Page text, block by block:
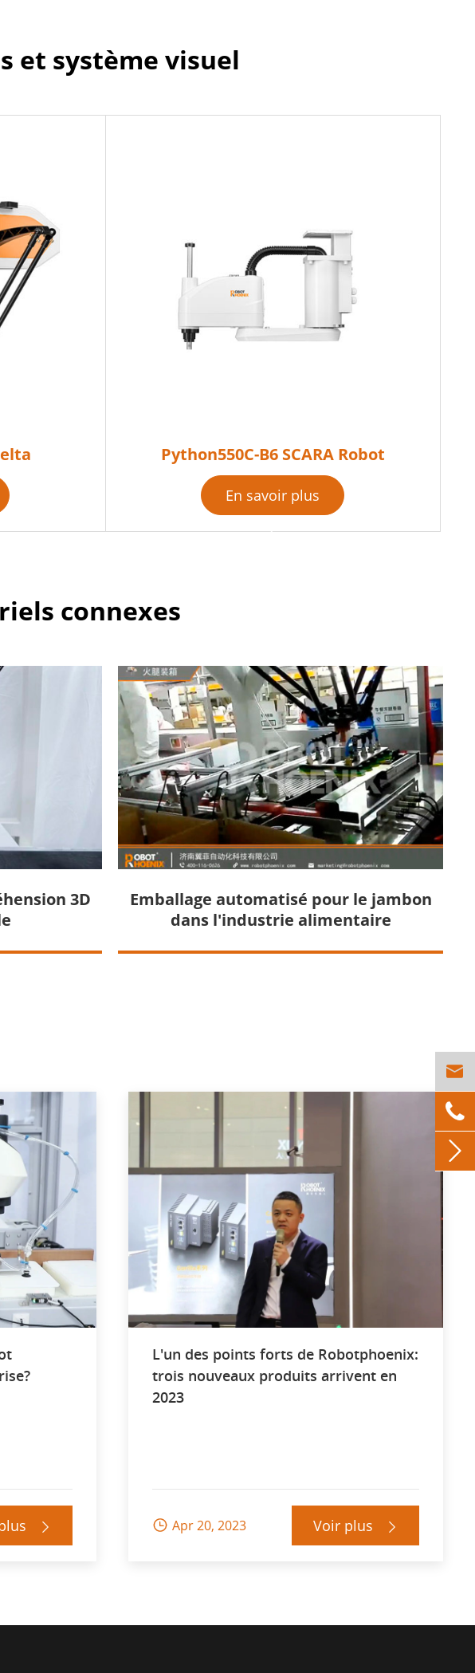
et système visuel
Python550C-B6 SCARA Robot
En savoir plus

connexes
3D
Emballage automatisé pour le jambon
dans l'industrie alimentaire

L'un des points forts de Robotphoenix:
trois nouveaux produits arrivent en
2023
 Apr 20, 2023 Voir plus 


